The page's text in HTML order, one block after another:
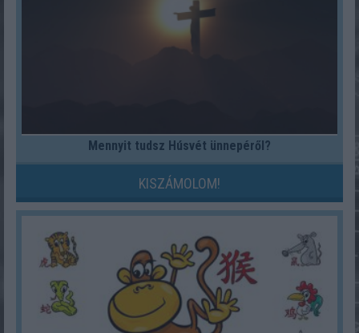
Mennyit tudsz Húsvét ünnepéről?
KISZÁMOLOM!